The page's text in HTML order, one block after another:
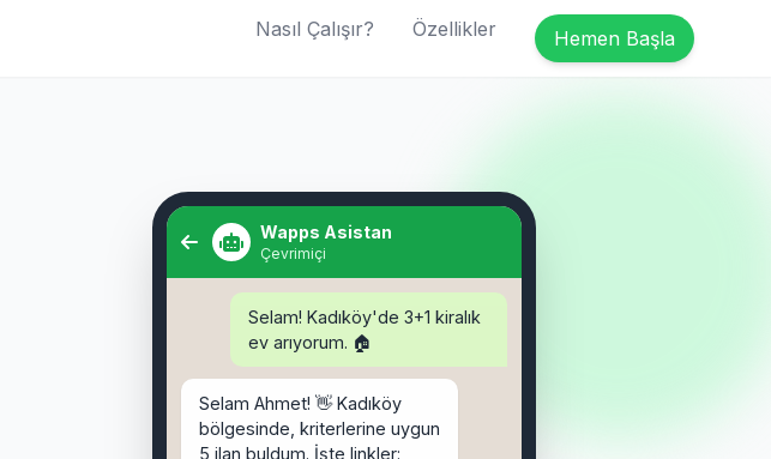
Nasıl Çalışır? Özellikler Hemen Başla
Wapps Asistan
Çevrimiçi
ev arıyorum. 🏠
Selam Ahmet! 👋 Kadıköy
bölgesinde, kriterlerine uygun
5 ilan buldum. İşte linkler:
Sahibinden İlanları:
🔹
sahibinden.com/ilan/1155620
Moda, 120m² - 25.000 TL